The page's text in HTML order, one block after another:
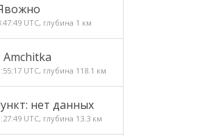
UTC, глубина 1 км
Amchitka
UTC, глубина 118.1 км
нет данных
UTC, глубина 13.3 км